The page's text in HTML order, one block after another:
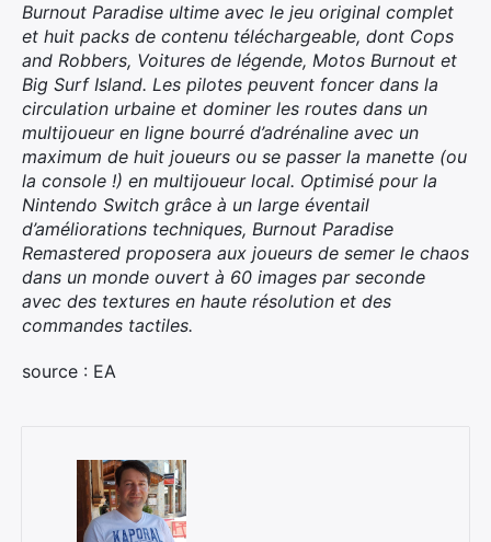
Burnout Paradise ultime avec le jeu original complet
et huit packs de contenu téléchargeable, dont Cops
and Robbers, Voitures de légende, Motos Burnout et
Big Surf Island. Les pilotes peuvent foncer dans la
circulation urbaine et dominer les routes dans un
multijoueur en ligne bourré d’adrénaline avec un
maximum de huit joueurs ou se passer la manette (ou
la console !) en multijoueur local. Optimisé pour la
Nintendo Switch grâce à un large éventail
d’améliorations techniques, Burnout Paradise
Remastered proposera aux joueurs de semer le chaos
dans un monde ouvert à 60 images par seconde
avec des textures en haute résolution et des
commandes tactiles.
source : EA